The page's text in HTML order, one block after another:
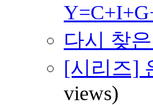
다시 찾
[시리즈]
views)